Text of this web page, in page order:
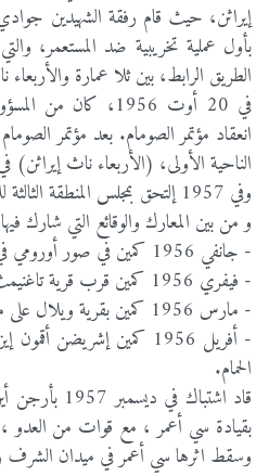
إيراثن، حيث قام رفقة الشهيدين
بأول عملية تخريبية ضد المستعمر،
الطريق الرابط، بين ثلا عمارة والأربعاء
في 20 أوت 1956، كان
انعقاد مؤتمر الصومام. بعد مؤتمر
الناحية الأولى، (الأربعاء ناث إيراثن)
وفي 1957 إلتحق بمجلس المنطقة الثالثة للولاية الثالثة .
و من بين المعارك والوقائع التي شارك
- جانفي 1956 كمين في صور أورومي في قرية عدني بلدية إيرجن.
- فيفري 1956 كمين قرب قرية تاغنيمث في أزمور أواقنون.
- مارس 1956 كمين بقرية ويلال على مدخل قرية عزوزة.
- أفريل 1956 كمين إشريضن
الحمام.
قاد اشتباك
بقيادة سي أعمر ، مع قوات من العدو ،
وسقط اثرها سي أعمر في ميدان الشرف